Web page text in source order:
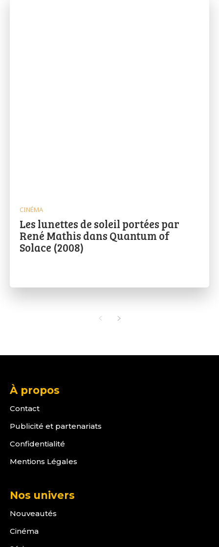
CINÉMA
Les lunettes de soleil portées par
René Mathis dans Quantum of
Solace (2008)
À propos
Contact
Publicité et partenariats
Confidentialité
Mentions Légales
Nos univers
Nouveautés
Cinéma